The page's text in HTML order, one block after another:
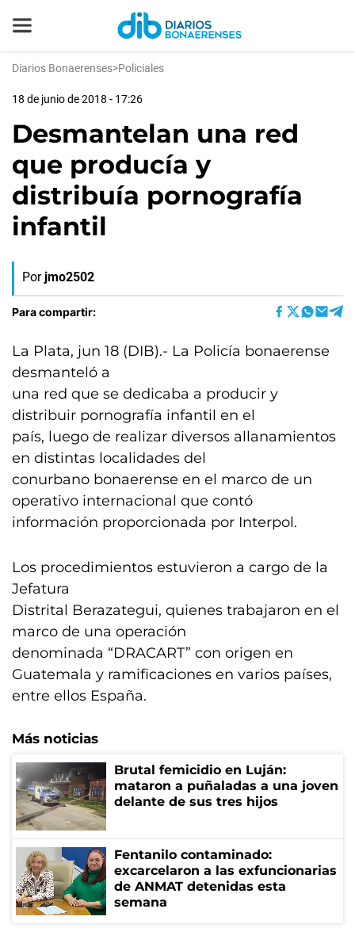
Diarios Bonaerenses>Policiales
18 de junio de 2018 - 17:26
Desmantelan una red
que producía y
distribuía pornografía
infantil
Por jmo2502
Para compartir:
La Plata, jun 18 (DIB).- La Policía bonaerense
desmanteló a
una red que se dedicaba a producir y
distribuir pornografía infantil en el
país, luego de realizar diversos allanamientos
en distintas localidades del
conurbano bonaerense en el marco de un
operativo internacional que contó
información proporcionada por Interpol.
Los procedimientos estuvieron a cargo de la
Jefatura
Distrital Berazategui, quienes trabajaron en el
marco de una operación
denominada “DRACART” con origen en
Guatemala y ramificaciones en varios países,
entre ellos España.
Más noticias
Brutal femicidio en Luján:
mataron a puñaladas a una joven
delante de sus tres hijos
Fentanilo contaminado:
excarcelaron a las exfuncionarias
de ANMAT detenidas esta
semana